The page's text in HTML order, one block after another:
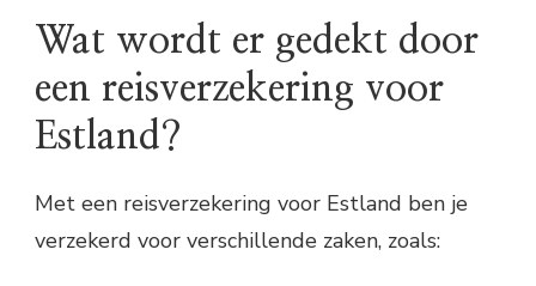
Wat wordt er gedekt door
een reisverzekering voor
Estland?
Met een reisverzekering voor Estland ben je
verzekerd voor verschillende zaken, zoals: